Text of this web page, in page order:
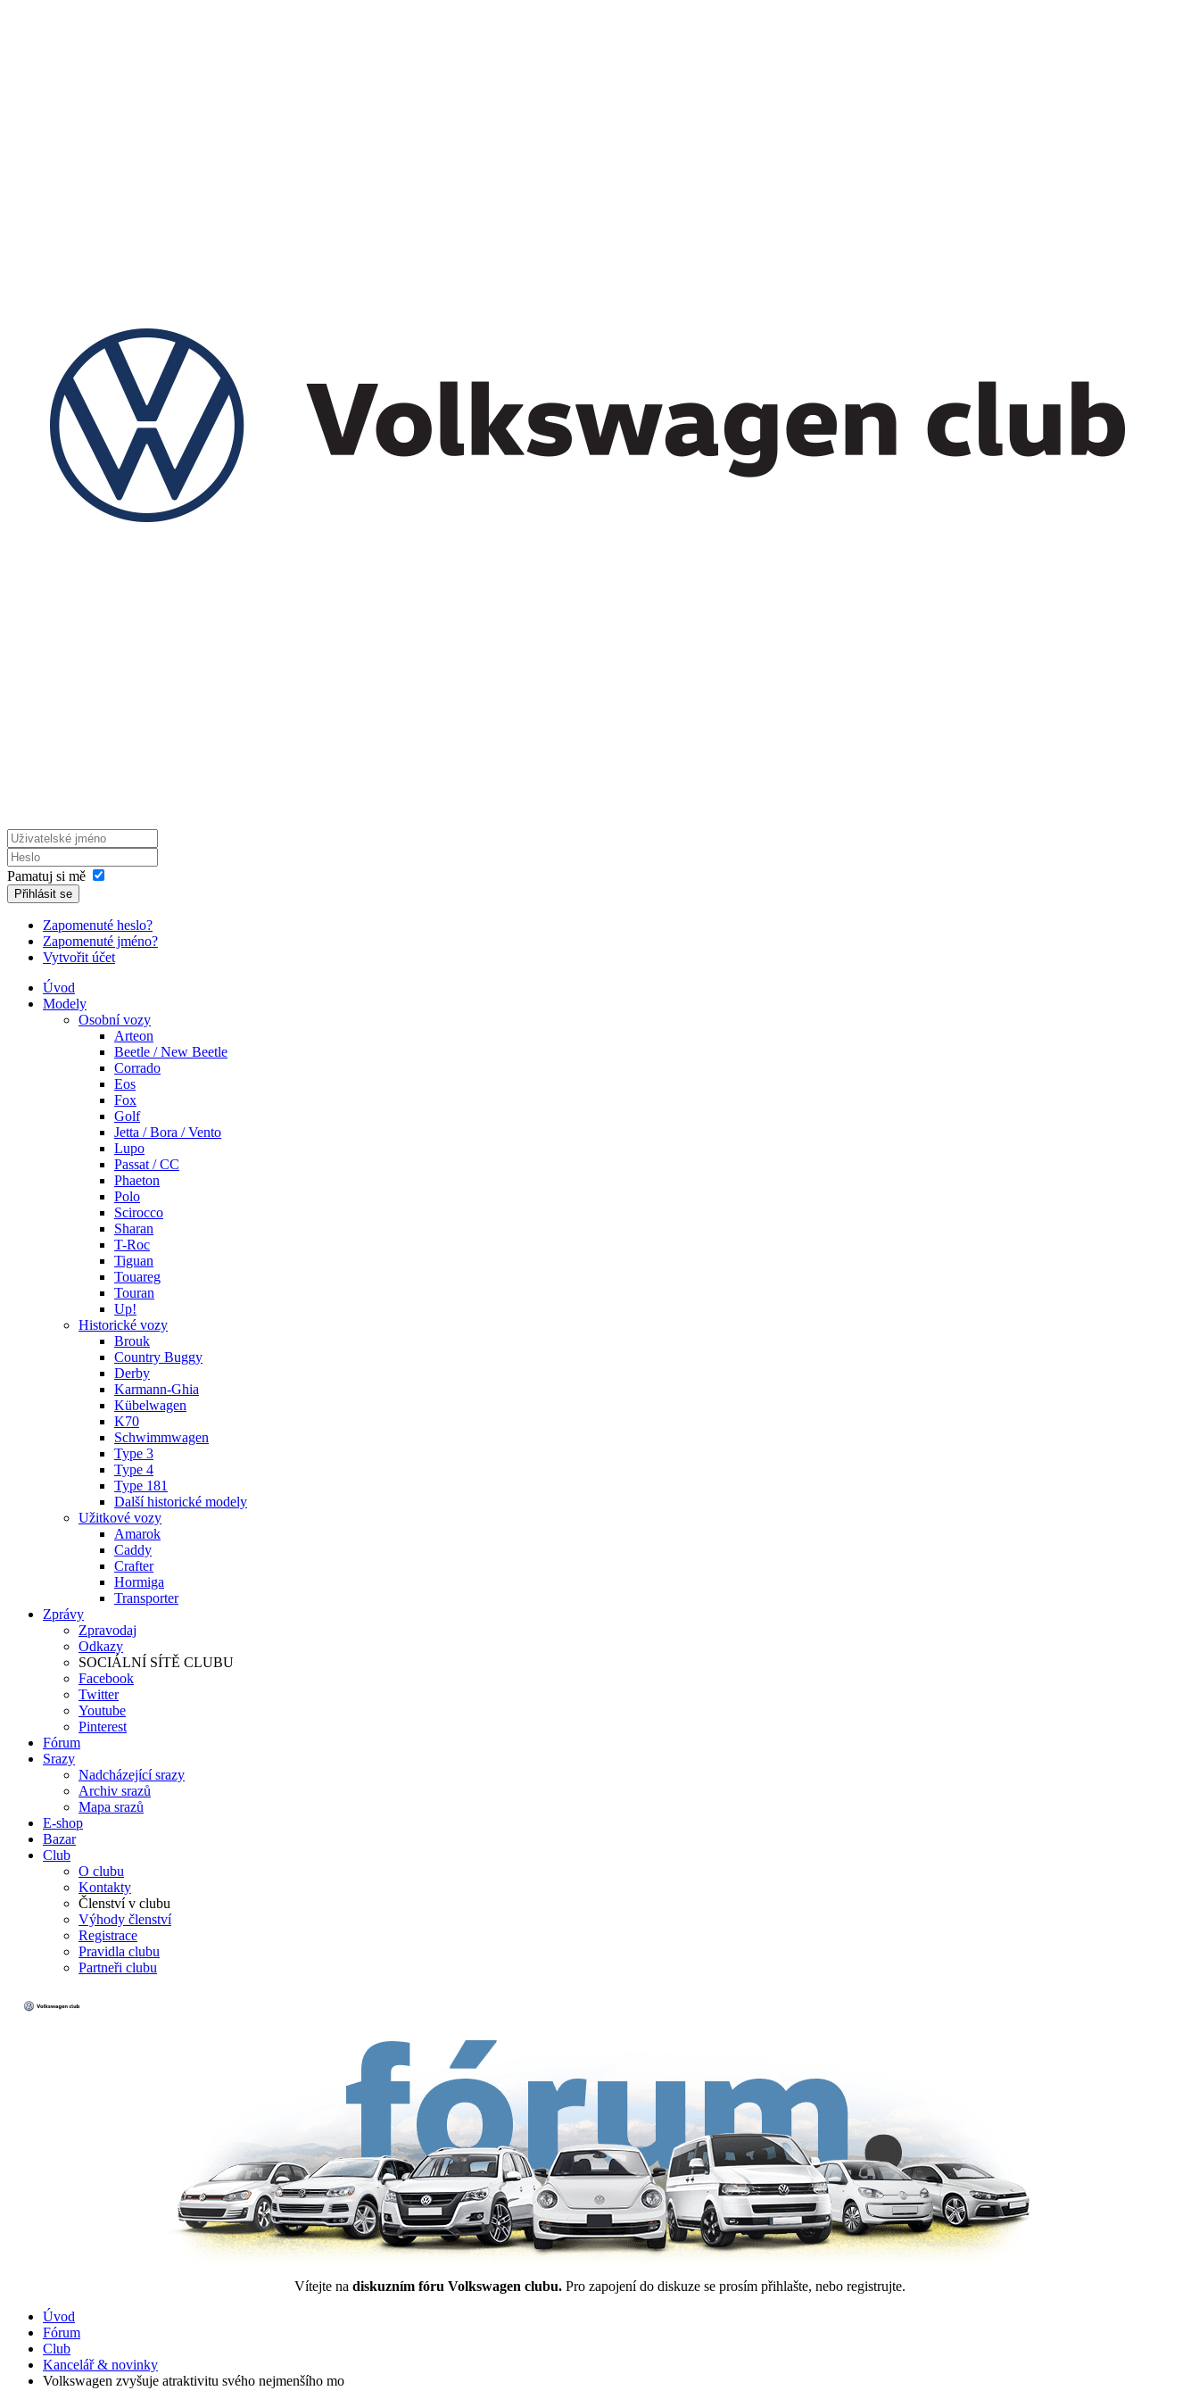
Pamatuj si mě
Přihlásit se
Zapomenuté heslo?
Zapomenuté jméno?
Vytvořit účet
Úvod
Modely
Osobní vozy
Arteon
Beetle / New Beetle
Corrado
Eos
Fox
Golf
Jetta / Bora / Vento
Lupo
Passat / CC
Phaeton
Polo
Scirocco
Sharan
T-Roc
Tiguan
Touareg
Touran
Up!
Historické vozy
Brouk
Country Buggy
Derby
Karmann-Ghia
Kübelwagen
K70
Schwimmwagen
Type 3
Type 4
Type 181
Další historické modely
Užitkové vozy
Amarok
Caddy
Crafter
Hormiga
Transporter
Zprávy
Zpravodaj
Odkazy
SOCIÁLNÍ SÍTĚ CLUBU
Facebook
Twitter
Youtube
Pinterest
Fórum
Srazy
Nadcházející srazy
Archiv srazů
Mapa srazů
E-shop
Bazar
Club
O clubu
Kontakty
Členství v clubu
Výhody členství
Registrace
Pravidla clubu
Partneři clubu
Vítejte na diskuzním fóru Volkswagen clubu. Pro zapojení do diskuze se prosím přihlašte, nebo registrujte.
Úvod
Fórum
Club
Kancelář & novinky
Volkswagen zvyšuje atraktivitu svého nejmenšího mo